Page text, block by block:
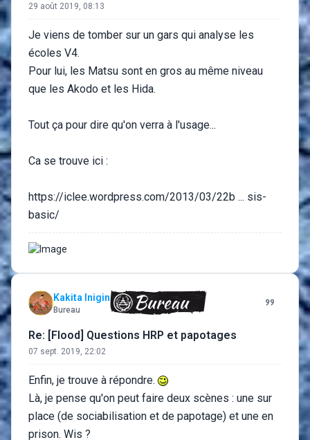
29 août 2019, 08:13
Je viens de tomber sur un gars qui analyse les
écoles V4.
Pour lui, les Matsu sont en gros au même niveau
que les Akodo et les Hida.
Tout ça pour dire qu'on verra à l'usage...
Ca se trouve ici :
https://iclee.wordpress.com/2013/03/22b ... sis-
basic/
Kakita Inigin
Bureau
Re: [Flood] Questions HRP et papotages
07 sept. 2019, 22:02
Enfin, je trouve à répondre.
Là, je pense qu'on peut faire deux scènes : une sur
place (de sociabilisation et de papotage) et une en
prison. Wis ?